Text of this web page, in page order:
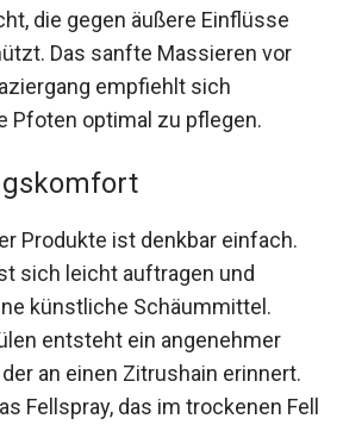
die gegen äußere Einflüsse
Das sanfte Massieren vor
empfiehlt sich
Pfoten optimal zu pflegen.
Produkte ist denkbar einfach.
sich leicht auftragen und
künstliche Schäummittel.
entsteht ein angenehmer
an einen Zitrushain erinnert.
Fellspray, das im trockenen Fell